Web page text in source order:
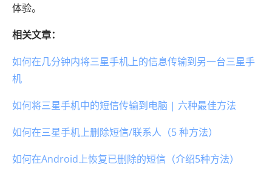
体验。
相关文章：
如何在几分钟内将三星手机上的信息传输到另一台三星手
机
如何将三星手机中的短信传输到电脑 | 六种最佳方法
如何在三星手机上删除短信/联系人（5 种方法）
如何在Android上恢复已删除的短信（介绍5种方法）